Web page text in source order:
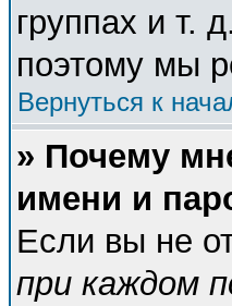
группах и т.
поэтому мы
Вернуться к
» Почему
имени и
Если вы не
при каждом